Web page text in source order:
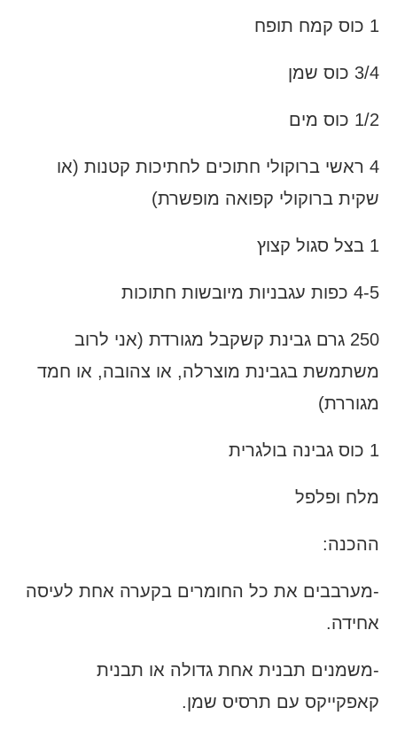
1 כוס קמח תופח
3/4 כוס שמן
1/2 כוס מים
4 ראשי ברוקולי חתוכים לחתיכות קטנות (או
שקית ברוקולי קפואה מופשרת)
1 בצל סגול קצוץ
4-5 כפות עגבניות מיובשות חתוכות
250 גרם גבינת קשקבל מגורדת (אני לרוב
משתמשת בגבינת מוצרלה, או צהובה, או חמד
מגוררת)
1 כוס גבינה בולגרית
מלח ופלפל
ההכנה:
-מערבבים את כל החומרים בקערה אחת לעיסה
אחידה.
-משמנים תבנית אחת גדולה או תבנית
קאפקייקס עם תרסיס שמן.